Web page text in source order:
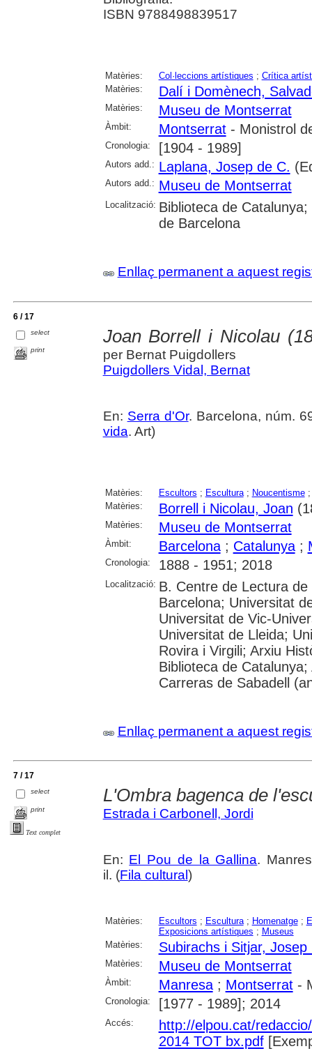
ISBN 9788498839517
Matèries: Col·leccions artístiques ; Crítica
Matèries:
Dalí i Domènech,
Matèries: Museu de Montserrat
Àmbit: Montserrat- Monistrol
Cronologia: [1904 - 1989]
Autors add.: Laplana, Josep de C.
Autors add.: Museu de Montserrat
Localització: Biblioteca de
de Barcelona
Enllaç permanent a aquest
6 / 17
select
print
Joan Borrell i Nicolau
per Bernat Puigdollers
Puigdollers Vidal, Bernat
En: Serra d'Or. Barcelona, núm.
vida. Art)
Matèries: Escultors ; Escultura; Noucentisme
Matèries:
Borrell i Nicolau, Joan
Matèries: Museu de Montserrat
Àmbit: Barcelona; Catalunya;
Cronologia: 1888 - 1951; 2018
Localització: B. Centre de Lectura
Barcelona; Universitat
Universitat de Vic-
Universitat de Lleida;
Rovira i Virgili; Arxiu
Biblioteca de
Carreras de Sabadell
Enllaç permanent a aquest
7 / 17
select
print
Text complet
L'Ombra bagenca de
Estrada i Carbonell, Jordi
En: El Pou de la Gallina.
il. (Fila cultural)
Matèries: Escultors ; Escultura; Homenatge;
Exposicions artístiques ; Museus
Matèries:
Subirachs i Sitjar, Josep
Matèries: Museu de Montserrat
Àmbit: Manresa; Montserrat-
Cronologia: [1977 - 1989]; 2014
Accés:
http://elpou.cat/
2014 TOT bx.pdf